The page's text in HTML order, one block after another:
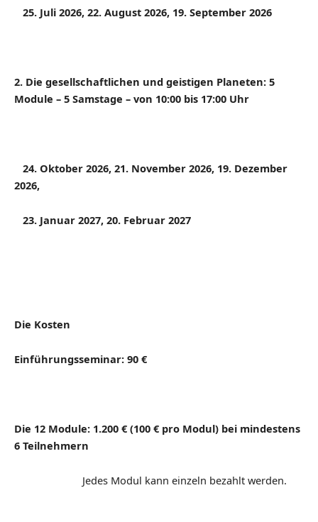
25. Juli 2026, 22. August 2026, 19. September 2026
2. Die gesellschaftlichen und geistigen Planeten: 5
Module – 5 Samstage – von 10:00 bis 17:00 Uhr
24. Oktober 2026, 21. November 2026, 19. Dezember
2026,
23. Januar 2027, 20. Februar 2027
Die Kosten
Einführungsseminar: 90 €
Die 12 Module: 1.200 € (100 € pro Modul) bei mindestens
6 Teilnehmern
Jedes Modul kann einzeln bezahlt werden.